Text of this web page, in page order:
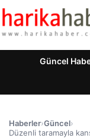
Güncel
Haberler›Güncel›
Düzenli taramayla